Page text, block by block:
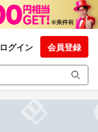
ログイン 会員登録